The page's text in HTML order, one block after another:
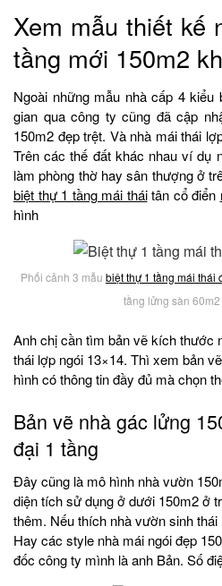
Xem mẫu thiết kế
tầng mới 150m2
Ngoài những mẫu nhà cấp 4
gian qua công ty cũng đã cập
150m2 đẹp trệt. Và nhà mái thái
Trên các thế đất khác nhau ví dụ
làm phòng thờ hay sân thượng ở
biệt thự 1 tầng mái tháitân cổ điển
hình
Phối cảnh 3 mẫu biệt thự 1 tầng mái thái
tầng lửng sàn
Anh chị cần tìm bản vẽ kích thước
thái lợp ngói 13×14. Thì xem bản vẽ
hình có thông tin đầy đủ mà chọn
Bản vẽ nhà gác lửng
đại 1 tầng
Đây cũng là mô hình nhà vườn
diện tích sử dụng ở dưới 150m2 ở
thêm. Nếu thích nhà vườn sinh
Hay các style nhà mái ngói đẹp
đốc công ty mình là anh Bản. Số